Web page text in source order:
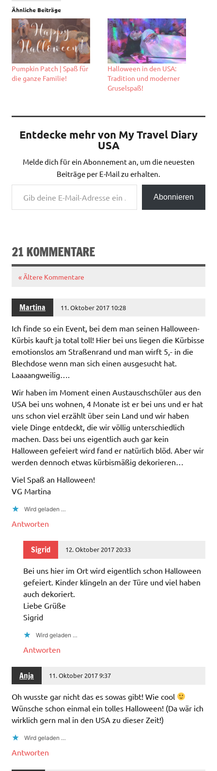
Ähnliche Beiträge
Pumpkin Patch | Spaß für
die ganze Familie!
Halloween in den USA:
Tradition und moderner
Gruselspaß!
Entdecke mehr von My Travel Diary
USA
Melde dich für ein Abonnement an, um die neuesten
Beiträge per E-Mail zu erhalten.
Gib deine E-Mail-Adresse ein ...
Abonnieren
21 KOMMENTARE
« Ältere Kommentare
Martina 11. Oktober 2017 10:28
Ich finde so ein Event, bei dem man seinen Halloween-
Kürbis kauft ja total toll! Hier bei uns liegen die Kürbisse
emotionslos am Straßenrand und man wirft 5,- in die
Blechdose wenn man sich einen ausgesucht hat.
Laaaangweilig….
Wir haben im Moment einen Austauschschüler aus den
USA bei uns wohnen, 4 Monate ist er bei uns und er hat
uns schon viel erzählt über sein Land und wir haben
viele Dinge entdeckt, die wir völlig unterschiedlich
machen. Dass bei uns eigentlich auch gar kein
Halloween gefeiert wird fand er natürlich blöd. Aber wir
werden dennoch etwas kürbismäßig dekorieren…
Viel Spaß an Halloween!
VG Martina
Wird geladen …
Antworten
Sigrid 12. Oktober 2017 20:33
Bei uns hier im Ort wird eigentlich schon Halloween
gefeiert. Kinder klingeln an der Türe und viel haben
auch dekoriert.
Liebe Grüße
Sigrid
Wird geladen …
Antworten
Anja 11. Oktober 2017 9:37
Oh wusste gar nicht das es sowas gibt! Wie cool
Wünsche schon einmal ein tolles Halloween! (Da wär ich
wirklich gern mal in den USA zu dieser Zeit!)
Wird geladen …
Antworten